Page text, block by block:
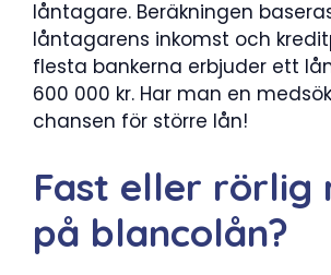
låntagare. Beräkningen
låntagarens inkomst och
flesta bankerna erbjuder ett
600 000 kr. Har man en
chansen för större lån!
Fast eller rörlig
på blancolån?